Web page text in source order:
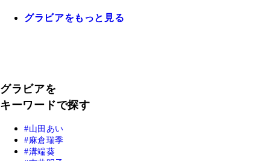
グラビアをもっと見る
グラビアを
キーワードで探す
山田あい
麻倉瑞季
溝端葵